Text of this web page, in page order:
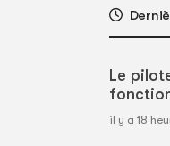
Le
il y a 18